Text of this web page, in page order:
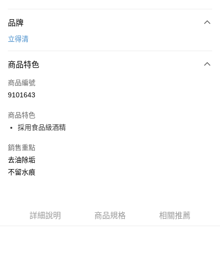
信用卡一次付款
LINE Pay
Apple Pay
悠遊付
AFTEE先享後付
相關說明
２．便利：只要手機號碼，簡訊認證，即可結帳。
運送方式
品牌
立得清
商品特色
商品編號
9101643
商品特色
採用食品級酒精
銷售重點
去油除垢
不留水痕
詳細說明 商品規格 相關推薦